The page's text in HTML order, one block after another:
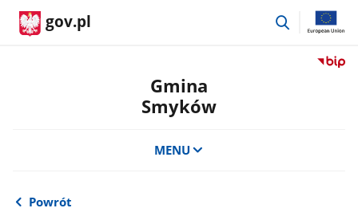
gov.pl
przejdź
Przejdź
Gmina
Smyków
MENU
Powrót